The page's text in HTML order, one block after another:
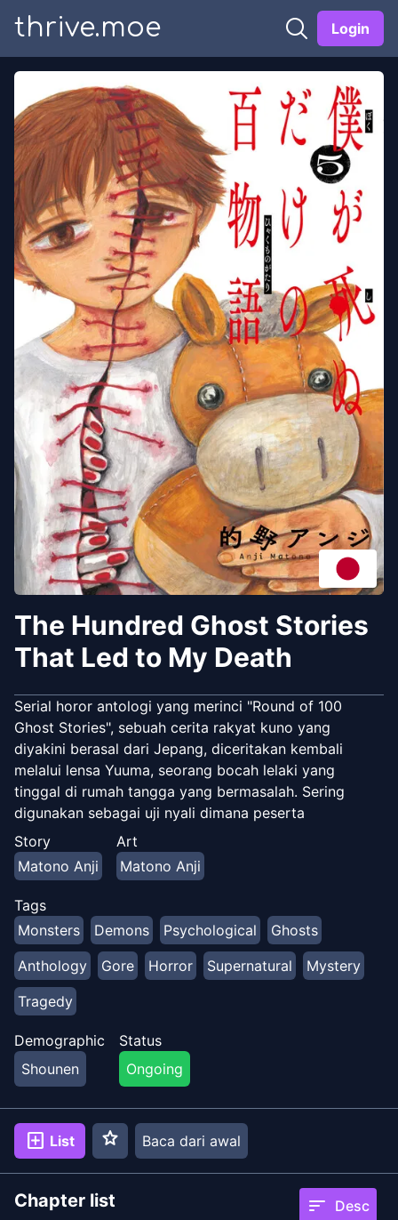
thrive.moe Login
The Hundred Ghost Stories
That Led to My Death
Serial horor antologi yang merinci "Round of 100
Ghost Stories", sebuah cerita rakyat kuno yang
diyakini berasal dari Jepang, diceritakan kembali
melalui lensa Yuuma, seorang bocah lelaki yang
tinggal di rumah tangga yang bermasalah. Sering
digunakan sebagai uji nyali dimana peserta
menceritakan seratus cerita supernatural dan meniup
satu lilin kemudian melihat diri mereka sendiri di
cermin setelah mereka menyelesaikan setiap cerita.
Ketika lilin yang keseratus ditiup, dikatakan bahwa
hantu dan setan dipanggil ke dunia kita.
Story
Matono Anji
Art
Matono Anji
Tags
Monsters
Demons Psychological
Ghosts
Anthology
Gore Horror Supernatural
Mystery
Tragedy
Demographic
Shounen
Status
Ongoing
add_box List star Baca dari awal
Chapter list sort Desc